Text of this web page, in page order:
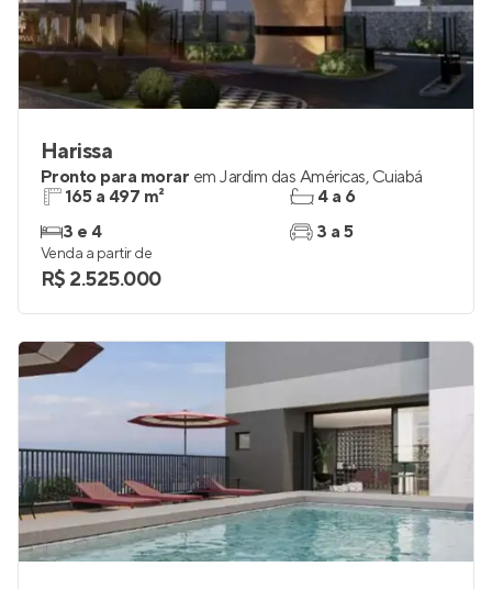
Harissa
Pronto para morar em Jardim das Américas, Cuiabá
165 a 497 m²
3 e 4
4 a 6
3 a 5
Venda a partir de
R$ 2.525.000